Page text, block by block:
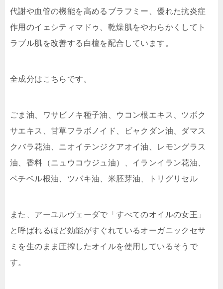
代謝や血管の機能を高めるブラフミー、優れた抗炎症
作用のイェシティマドゥ、乾燥肌をやわらかくしてト
ラブル肌を改善する白檀を配合しています。
全成分はこちらです。
ごま油、ワサビノキ種子油、ウコン根エキス、ツボク
サエキス、甘草フラボノイド、ビャクダン油、ダマス
クバラ花油、ニオイテンジクアオイ油、レモングラス
油、香料（ニュウコウジュ油）、イランイラン花油、
ベチベル根油、ツバキ油、米胚芽油、トリグリセル
また、アーユルヴェーダで「すべてのオイルの女王 」
と呼ばれるほど効能がすぐれているオーガニックセサ
ミを生のまま圧搾したオイルを使用 しているそうで
す。